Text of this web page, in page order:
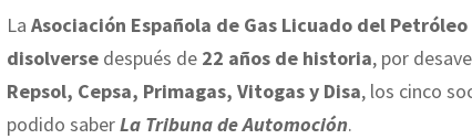
La Asociación Española de Gas Licuado del
disolverse después de 22 años de historia, por
Repsol, Cepsa, Primagas, Vitogas y Disa, los cinco
podido saberLa Tribuna de Automoción.